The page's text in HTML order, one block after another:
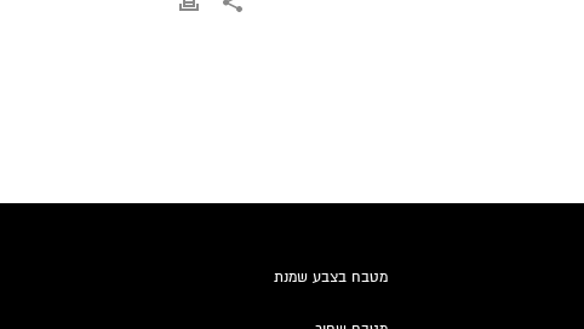
מטבח בצבע שמנת